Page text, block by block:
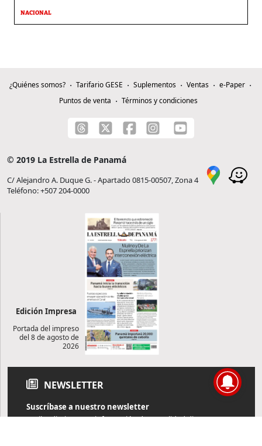
NACIONAL
¿Quiénes somos? Tarifario GESE Suplementos Ventas
e-Paper
Puntos de venta
Términos y condiciones
© 2019 La Estrella de Panamá
C/ Alejandro A. Duque G. - Apartado 0815-00507, Zona 4
Teléfono: +507 204-0000
Edición Impresa
Portada del impreso
del 8 de agosto de
2026
NEWSLETTER
Suscríbase a nuestro newsletter
Reciba diariamente información de actualidad directamente en